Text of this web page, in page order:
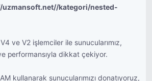
uzmansoft.net//kategori/nested-
ve V2 işlemciler ile sunucularımız,
performansıyla dikkat çekiyor.
kullanarak sunucularımızı donatıyoruz,